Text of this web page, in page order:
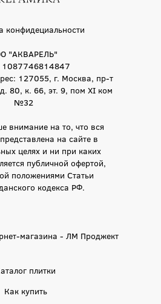
конфидециальности
"АКВАРЕЛЬ"
1087746814847
127055, г. Москва, пр-т
80, к. 66, эт. 9, пом XI ком
№32
внимание на то, что вся
на сайте в
целях и ни при каких
публичной офертой,
положениями Статьи
кодекса РФ.
магазина - ЛМ Проджект
плитки
Как купить